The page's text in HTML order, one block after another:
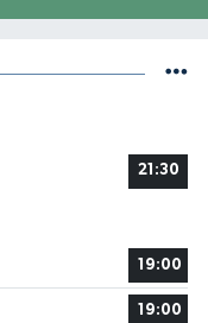
21:30
19:00
19:00